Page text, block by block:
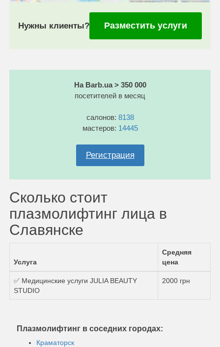
Нужны клиенты? Разместить услуги
На Barb.ua > 350 000
посетителей в месяц
салонов: 8138
мастеров: 14445
Регистрация
Сколько стоит
плазмолифтинг лица в
Славянске
Услуга
Средняя
цена
✅ Медицинские услуги JULIA BEAUTY
STUDIO
2000 грн
Плазмолифтинг в соседних городах:
Краматорск